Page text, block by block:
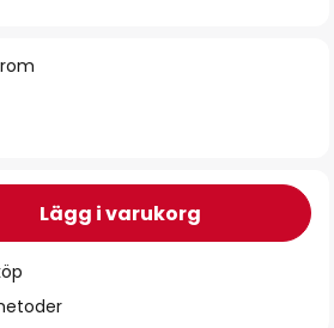
Lägg i varukorg